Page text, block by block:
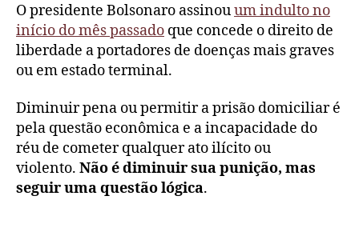
O presidente Bolsonaro assinouum indulto no
início domêspassado que concede o direito de
liberdade a portadores de doenças mais graves
ou em estado terminal.
Diminuir pena ou permitir a prisão domiciliar é
pela questão econômica e a incapacidade do
réu de cometer qualquer ato ilícito ou
violento. Não é diminuir sua punição, mas
seguir uma questão lógica.